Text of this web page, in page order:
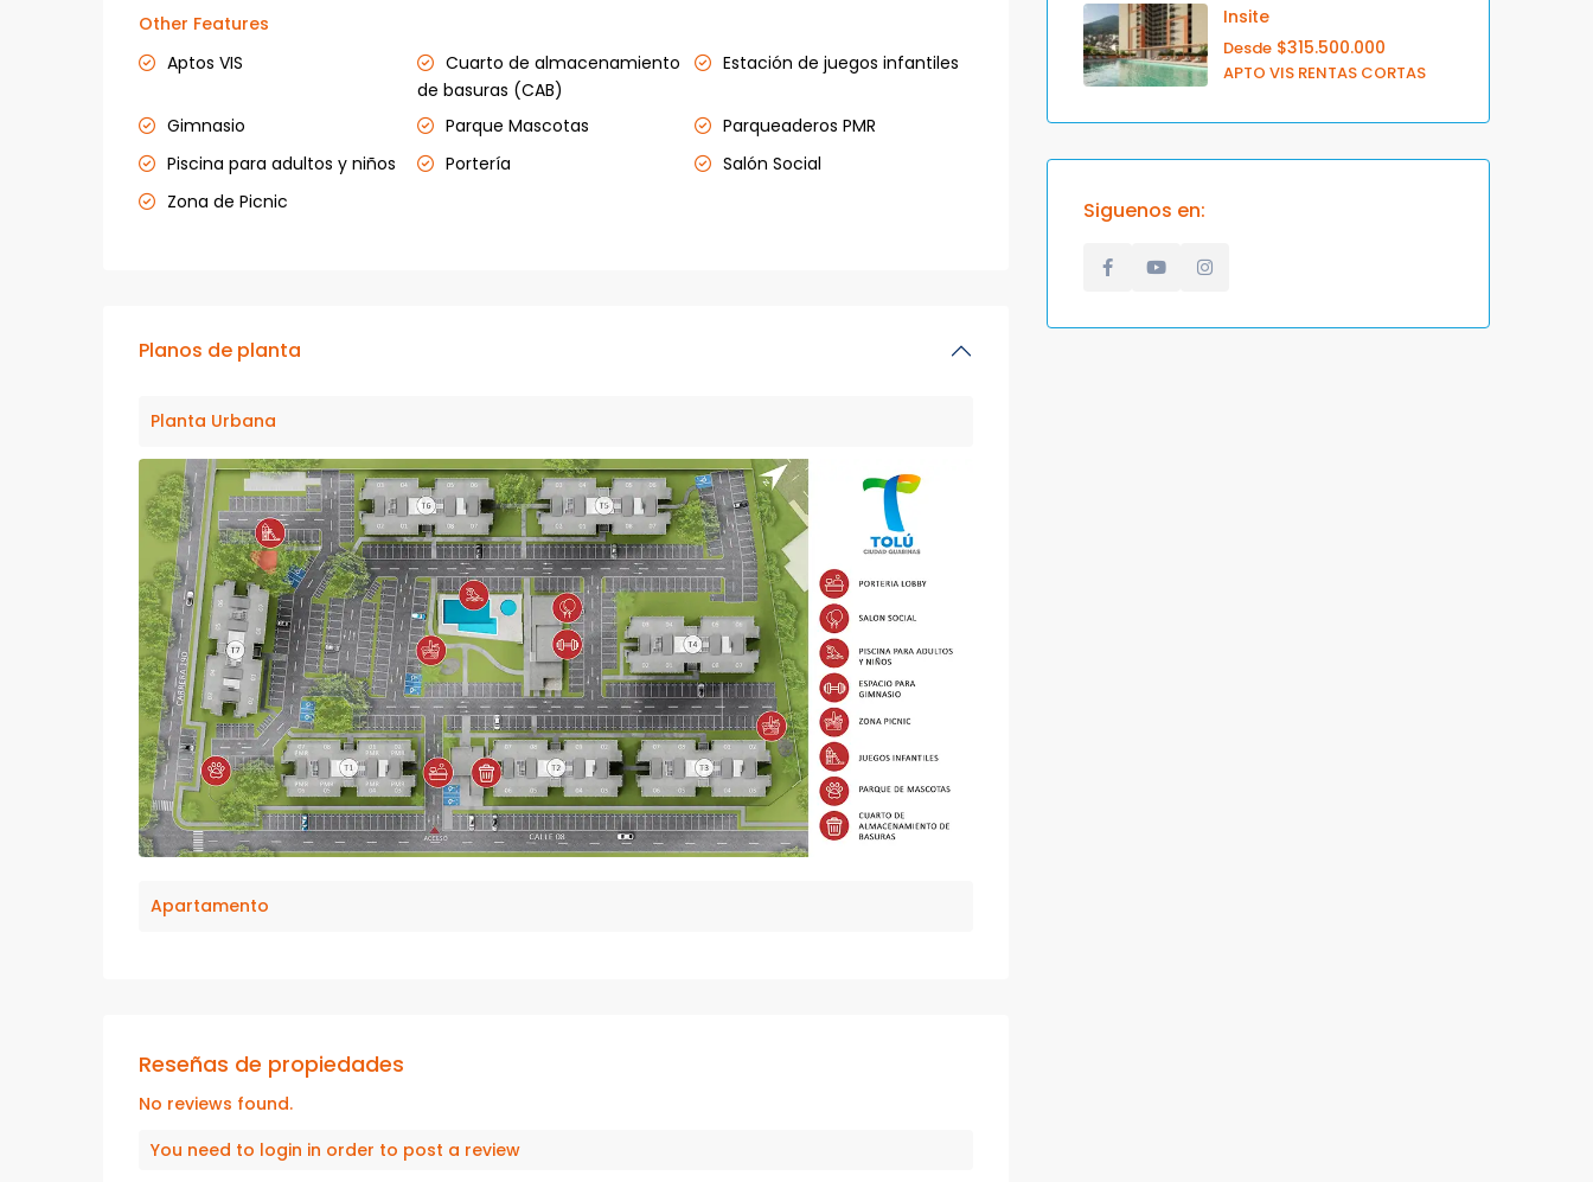
Other Features
Aptos VIS
Cuarto de almacenamiento
de basuras (CAB)
Estación de juegos infantiles
Gimnasio Parque Mascotas
Parqueaderos PMR
Piscina para adultos y niños
Portería
Salón Social
Zona de Picnic
Planos de planta
Planta Urbana
Apartamento
Reseñas de propiedades
No reviews found.
You need to login in order to post a review
Insite
Desde $315.500.000
APTO VIS RENTAS CORTAS
Siguenos en: